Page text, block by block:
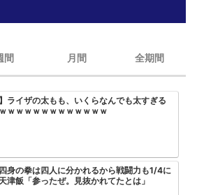
】ライザの太もも、いくらなんでも太すぎる
ｗｗｗｗｗｗｗｗｗｗｗｗ
身の拳は四人に分かれるから戦闘力も1/4に
津飯「参ったぜ。見抜かれてたとは」
間
【画像】ひぐらし「女子小学生を
っ込んで、糞尿まみれで窒息死さ
美味しんぼvs将太の寿司のワサビ
ｗ
月間
みいちゃんと山田さん、次号最終回
アニメ無職転生3期が始まるけどこ
を追い抜くけど
全期間
大人気エロ漫画「サバエとヤッた
回を迎える
【画像】トガちゃんの新作フィギ
クスｗｗｗｗｗｗｗｗｗｗｗｗｗｗ